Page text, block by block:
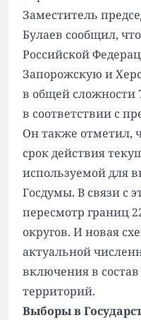
Заместитель
Булаев сообщил,
Российской
Запорожскую и
в общей сложности
в соответствии с
Он также отметил,
срок действия
используемой для
Госдумы. В связи с
пересмотр границ
округов. И новая
актуальной
включения в
территорий.
Выборы в